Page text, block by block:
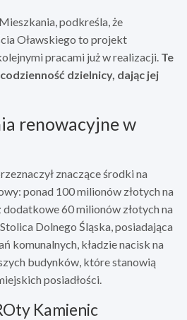
podkreśla, że
Oławskiego to projekt
pracami już w realizacji. Te
dzielnicy, dając jej
renowacyjne w
znaczące środki na
ponad 100 milionów złotych na
60 milionów złotych na
Dolnego Śląska, posiadająca
komunalnych, kładzie nacisk na
budynków, które stanowią
posiadłości.
Kamienic